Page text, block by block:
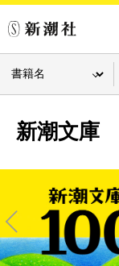
新潮文庫
Pre